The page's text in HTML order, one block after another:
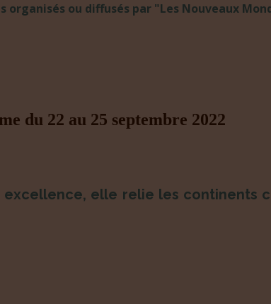
organisés ou diffusés par "Les Nouveaux
du 22 au 25 septembre 2022
excellence, elle relie les